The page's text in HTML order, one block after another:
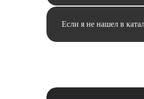
Если я не нашел в